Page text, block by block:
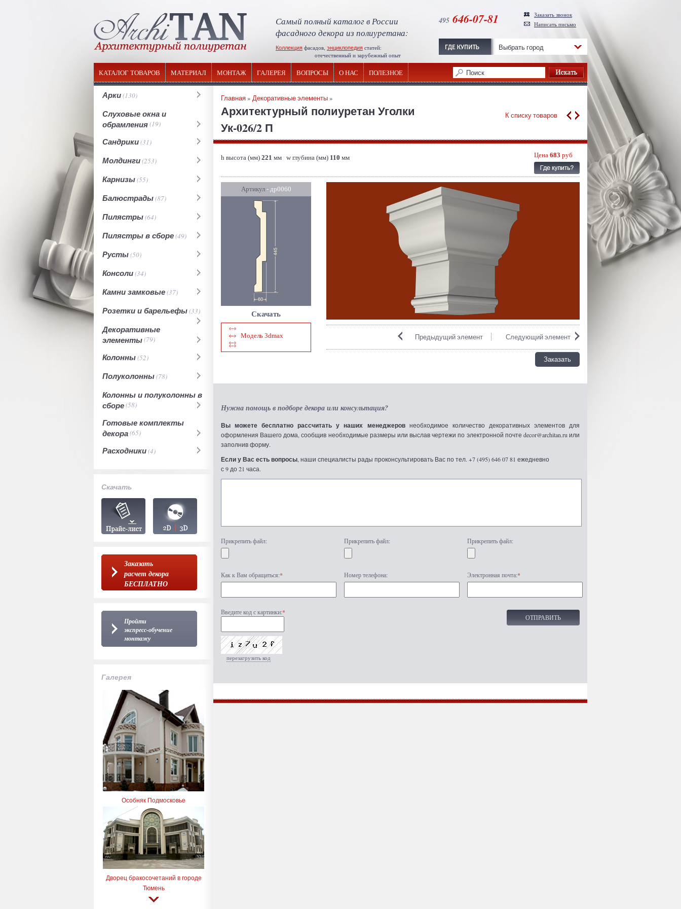
Самый полный каталог в России
фасадного декора из полиуретана:
Коллекция фасадов, энциклопедия статей:
отечественный и зарубежный опыт
495 646-07-81
Заказать звонок
Написать письмо
Выбрать город
КАТАЛОГ ТОВАРОВ МАТЕРИАЛ МОНТАЖ ГАЛЕРЕЯ ВОПРОСЫ О НАС ПОЛЕЗНОЕ
Арки(130)
Слуховые окна и
обрамления(19)
Сандрики(31)
Молдинги(253)
Карнизы(55)
Балюстрады(87)
Пилястры(64)
Пилястры в сборе(49)
Русты(50)
Консоли(34)
Камни замковые(37)
Розетки и барельефы(33)
Декоративные
элементы(79)
Колонны(52)
Полуколонны(78)
Колонны и полуколонны в
сборе(58)
Готовые комплекты
декора(65)
Расходники(4)
Скачать
Заказать
расчет декора
БЕСПЛАТНО
Пройти
экспресс-обучение
монтажу
Галерея
Особняк Подмосковье
Дворец бракосочетаний в городе
Тюмень
Главная» Декоративные элементы»
Архитектурный полиуретан Уголки
Ук-026/2 П
К списку товаров
h высота (мм) 221 мм w глубина (мм) 110 мм Цена 683 руб
Артикул- др0060
Скачать
Модель 3dmax Следующий элемент
Предыдущий элемент
Заказать
Нужна помощь в подборе декора или консультация?
Вы можете бесплатно рассчитать у наших менеджеровнеобходимое количество декоративных элементов для
оформления Вашего дома, сообщив необходимые размеры или выслав чертежи по электронной почте decor@architan.ru или
заполнив форму.
Если у Вас есть вопросы , наши специалисты рады проконсультировать Вас по тел. +7 (495) 646 07 81 ежедневно
с 9 до 21 часа.
Прикрепить файл: Прикрепить файл: Прикрепить файл:
Как к Вам обращаться:* Номер телефона: Электронная почта:*
Введите код с картинки:*
перезагрузить код